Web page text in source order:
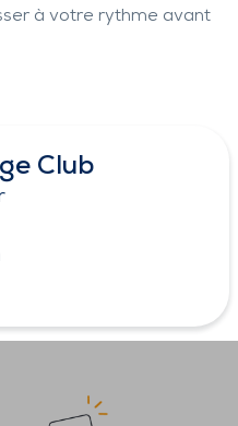
à votre rythme avant
Club